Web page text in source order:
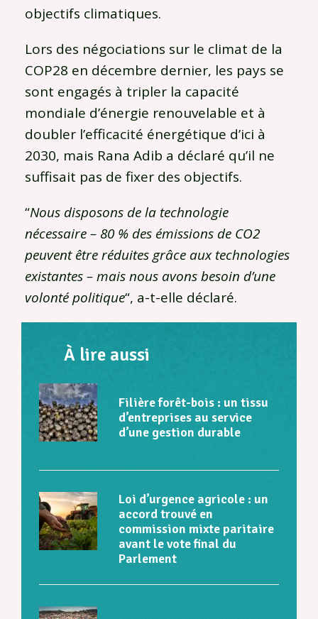
objectifs climatiques.
Lors des négociations sur le climat de la
COP28 en décembre dernier, les pays se
sont engagés à tripler la capacité
mondiale d’énergie renouvelable et à
doubler l’efficacité énergétique d’ici à
2030, mais Rana Adib a déclaré qu’il ne
suffisait pas de fixer des objectifs.
“Nous disposons de la technologie
nécessaire – 80 % des émissions de CO2
peuvent être réduites grâce aux technologies
existantes – mais nous avons besoin d’une
volonté politique“, a-t-elle déclaré.
À lire aussi
Filière forêt-bois : un tissu
d’entreprises au service
d’une gestion durable
Loi d’urgence agricole : un
accord trouvé en
commission mixte paritaire
avant le vote final du
Parlement